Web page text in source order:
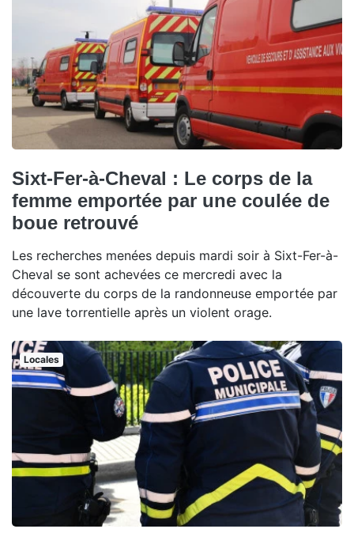
Sixt-Fer-à-Cheval : Le corps de la
femme emportée par une coulée de
boue retrouvé
Les recherches menées depuis mardi soir à Sixt-Fer-à-
Cheval se sont achevées ce mercredi avec la
découverte du corps de la randonneuse emportée par
une lave torrentielle après un violent orage.
Locales